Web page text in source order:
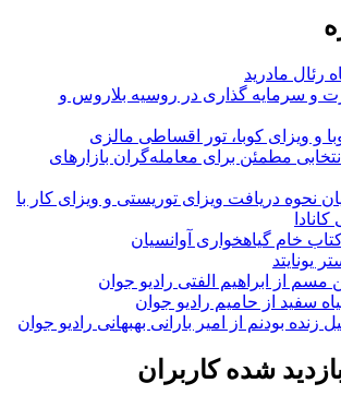
گذاری در روسیه بلاروس و
کوبا، تور اقساطی مالزی
برای معامله‌گران بازارهای
ویزای توریستی و ویزای کار با
آوانسیان
الفتی رادیو جوان
حامیم رادیو جوان
از امیر بارانی بهبهانی رادیو جوان
کاربران